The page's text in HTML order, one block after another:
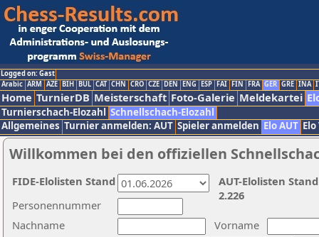
Logged on: Gast
Arabic ARM AZE BIH BUL CAT CHN CRO CZE DEN ENG ESP FAI FIN FRA GER GRE INA
Home TurnierDB Meisterschaft Foto-Galerie Meldekartei
Turnierschach-Elozahl Schnellschach-Elozahl
Allgemeines Turnier anmelden: AUT Spieler anmelden Elo AUT
Willkommen bei den offiziellen
Nachname
Vorname
Personennummer
AUT-Elolisten
2.226
FIDE-Elolisten Stand